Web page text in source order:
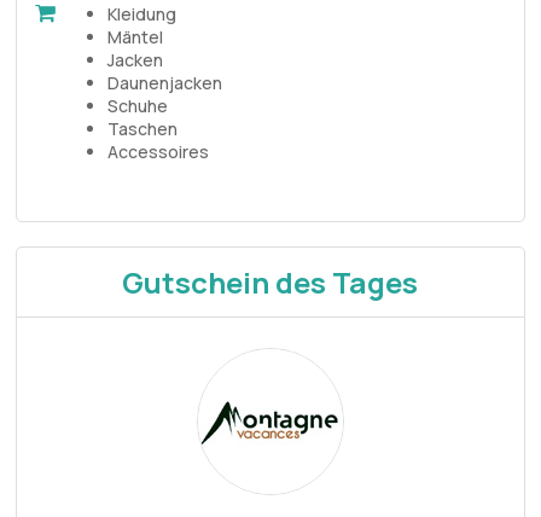
Kleidung
Mäntel
Jacken
Daunenjacken
Schuhe
Taschen
Accessoires
Gutschein des Tages